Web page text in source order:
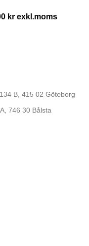
kr
B, 415 02 Göteborg
746 30 Bålsta